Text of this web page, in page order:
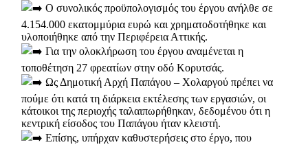
Ο συνολικός προϋπολογισμός του έργου ανήλθε σε
4.154.000 εκατομμύρια ευρώ και χρηματοδοτήθηκε και
υλοποιήθηκε από την Περιφέρεια Αττικής.
Για την ολοκλήρωση του έργου αναμένεται η
τοποθέτηση 27 φρεατίων στην οδό Κορυτσάς.
Ως Δημοτική Αρχή Παπάγου – Χολαργού πρέπει να
πούμε ότι κατά τη διάρκεια εκτέλεσης των εργασιών, οι
κάτοικοι της περιοχής ταλαιπωρήθηκαν, δεδομένου ότι η
κεντρική είσοδος του Παπάγου ήταν κλειστή.
Επίσης, υπήρχαν καθυστερήσεις στο έργο, που